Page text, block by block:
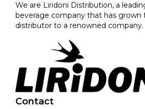
We are Liridoni Distribution, a
beverage company that has grown
distributor to a renowned company.
Contact